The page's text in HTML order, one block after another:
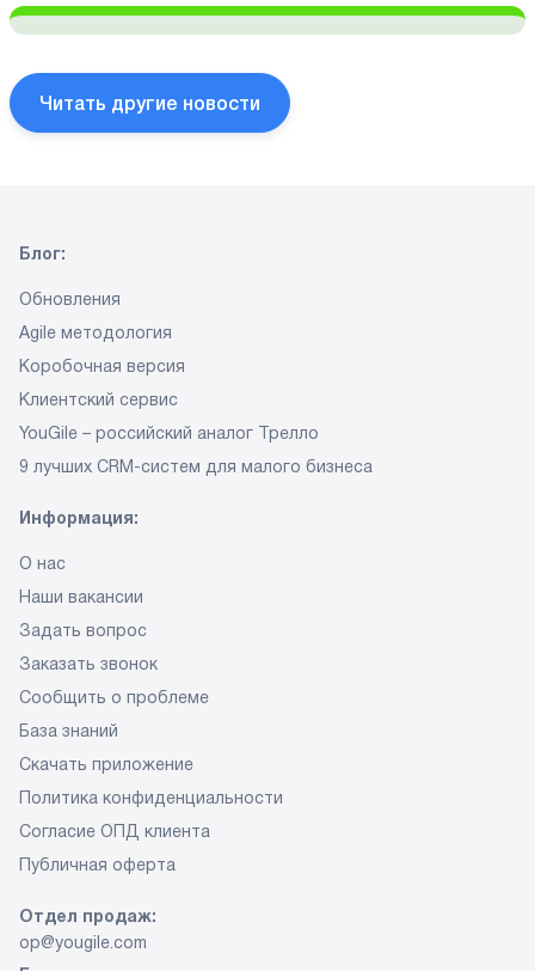
Читать другие новости
Блог:
Обновления
Agile методология
Коробочная версия
Клиентский сервис
YouGile – российский аналог Трелло
9 лучших CRM-систем для малого бизнеса
Информация:
О нас
Наши вакансии
Задать вопрос
Заказать звонок
Сообщить о проблеме
База знаний
Скачать приложение
Политика конфиденциальности
Согласие ОПД клиента
Публичная оферта
Отдел продаж:
op@yougile.com